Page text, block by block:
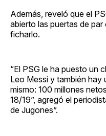
Además, reveló que el
abierto las puertas de
ficharlo.
“El PSG le ha puesto un
Leo Messi y también hay
mismo: 100 millones
18/19”, agregó el
de Jugones”.